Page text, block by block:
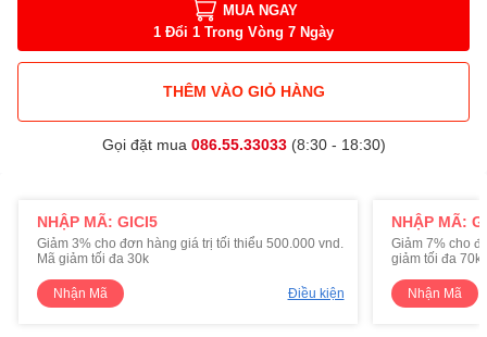
MUA NGAY
1 Đổi 1 Trong Vòng 7 Ngày
THÊM VÀO GIỎ HÀNG
Gọi đặt mua 086.55.33033(8:30 - 18:30)
NHẬP MÃ: GICI5
Giảm 3% cho đơn hàng giá trị tối thiểu 500.000 vnd.
Mã giảm tối đa 30k
Nhận Mã Điều kiện
NHẬP MÃ:
Giảm 7% cho
giảm tối đa 70k
Nhận Mã